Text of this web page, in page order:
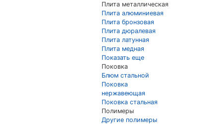
Плита металлическая
Плита алюминиевая
Плита бронзовая
Плита дюралевая
Плита латунная
Плита медная
Показать еще
Поковка
Блюм стальной
Поковка
нержавеющая
Поковка стальная
Полимеры
Другие полимеры